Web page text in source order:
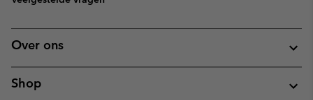
Over ons
Shop